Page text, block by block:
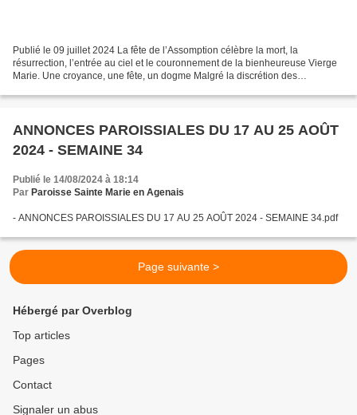
Publié le 09 juillet 2024 La fête de l’Assomption célèbre la mort, la
résurrection, l’entrée au ciel et le couronnement de la bienheureuse Vierge
Marie. Une croyance, une fête, un dogme Malgré la discrétion des
ANNONCES PAROISSIALES DU 17 AU 25 AOÛT
2024 - SEMAINE 34
Publié le 14/08/2024 à 18:14
Par Paroisse Sainte Marie en Agenais
- ANNONCES PAROISSIALES DU 17 AU 25 AOÛT 2024 - SEMAINE 34.pdf
Page suivante >
Hébergé par Overblog
Top articles
Pages
Contact
Signaler un abus